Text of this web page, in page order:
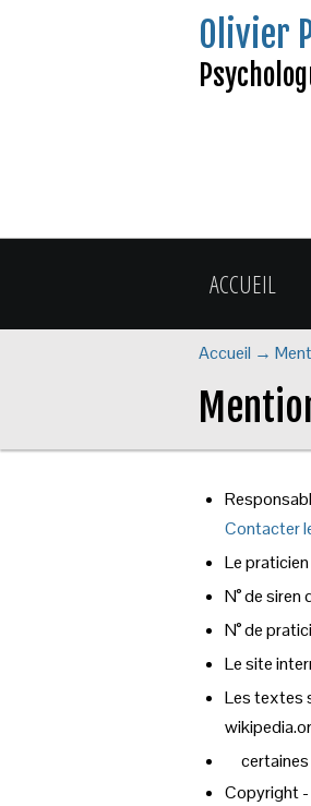
Olivier
ACCUEIL
Accueil →
Contacter
Le
N° de
N° de
Le site
Les textes
Copyright -